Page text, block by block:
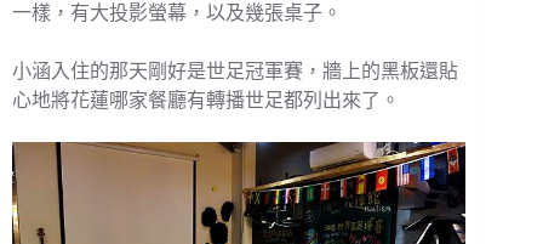
一樣，有大投影螢幕，以及幾張桌子。
小涵入住的那天剛好是世足冠軍賽，牆上的黑板還貼
心地將花蓮哪家餐廳有轉播世足都列出來了。